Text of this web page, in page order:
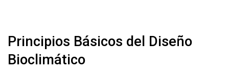
Principios Básicos del Diseño
Bioclimático